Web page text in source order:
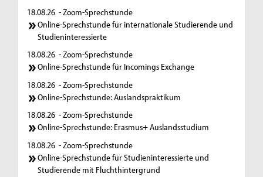
18.08.26 - Zoom-Sprechstunde
Online-Sprechstunde für internationale Studierende und
Studieninteressierte
18.08.26 - Zoom-Sprechstunde
Online-Sprechstunde für Incomings Exchange
18.08.26 - Zoom-Sprechstunde
Online-Sprechstunde: Auslandspraktikum
18.08.26 - Zoom-Sprechstunde
Online-Sprechstunde: Erasmus+ Auslandsstudium
18.08.26 - Zoom-Sprechstunde
Online-Sprechstunde für Studieninteressierte und
Studierende mit Fluchthintergrund